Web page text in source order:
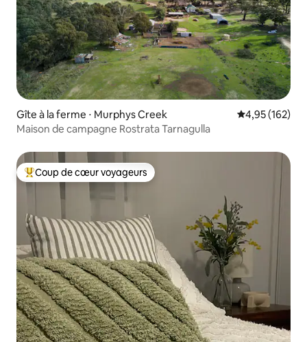
Gîte à la ferme ⋅ Murphys Creek Évaluation
4,95 (162)
Maison de campagne Rostrata Tarnagulla
Coups de cœur voyageurs les plus appréciés
Coup de cœur voyageurs